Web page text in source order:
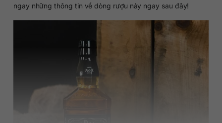
ngay những thông tin về dòng rượu này ngay sau đây!